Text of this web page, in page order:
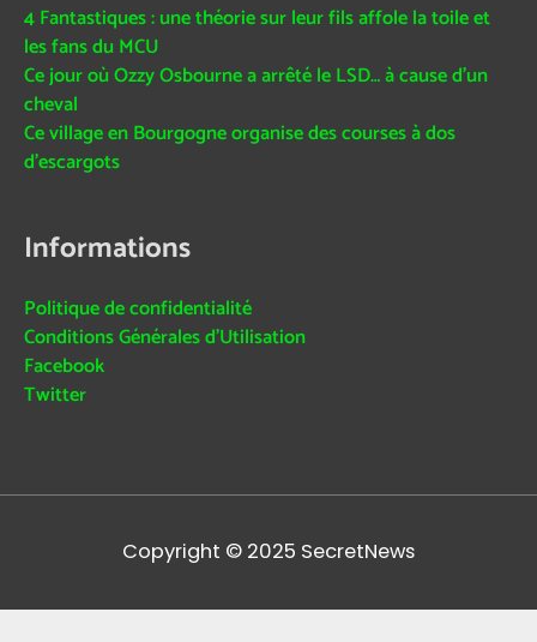
4 Fantastiques : une théorie sur leur fils affole la toile et
les fans du MCU
Ce jour où Ozzy Osbourne a arrêté le LSD… à cause d’un
cheval
Ce village en Bourgogne organise des courses à dos
d’escargots
Informations
Politique de confidentialité
Conditions Générales d’Utilisation
Facebook
Twitter
Copyright © 2025 SecretNews